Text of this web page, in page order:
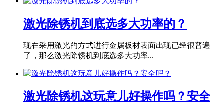
激光除锈机到底选多大功率的？
现在采用激光的方式进行金属板材表面出现已经很普遍
了，那么激光除锈机到底选多大功率...
激光除锈机这玩意儿好操作吗？安全